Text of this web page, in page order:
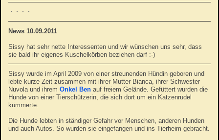
News 10.09.2011
Sissy hat sehr nette Interessenten und wir wünschen uns sehr, dass
sie bald ihr eigenes Kuschelkörben beziehen darf :-)
Sissy wurde im April 2009 von einer streunenden Hündin geboren und
lebte kurze Zeit zusammen mit ihrer Mutter Bianca, ihrer Schwester
Nuvola und ihrem Onkel Ben auf freiem Gelände. Gefüttert wurden die
Hunde von einer Tierschützerin, die sich dort um ein Katzenrudel
kümmerte.
Die Hunde lebten in ständiger Gefahr vor Menschen, anderen Hunden
und auch Autos. So wurden sie eingefangen und ins Tierheim gebracht.